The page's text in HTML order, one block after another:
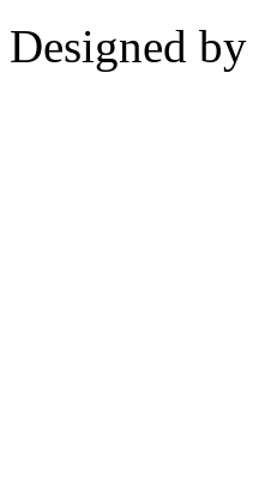
Designed by